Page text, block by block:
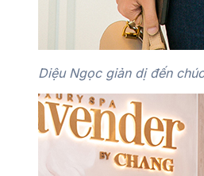
Diệu Ngọc giản dị đến